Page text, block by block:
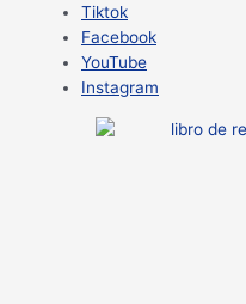
Tiktok
Facebook
YouTube
Instagram